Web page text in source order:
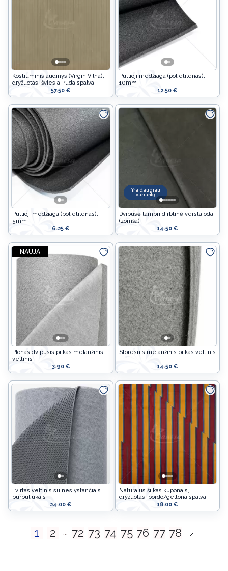
Kostiuminis audinys (Virgin Vilna),
dryžuotas, šviesiai ruda spalva
57.50 €
Putlioji medžiaga (polietilenas),
10mm
12.50 €
Putlioji medžiaga (polietilenas),
5mm
6.25 €
Yra daugiau
variantų
Dvipusė tampri dirbtinė versta oda
(zomša)
14.50 €
NAUJA
Plonas dvipusis pilkas melanžinis
veltinis
3.90 €
Storesnis melanžinis pilkas veltinis
14.50 €
Tvirtas veltinis su neslystančiais
burbuliukais
24.00 €
Natūralus šilkas kuponais,
dryžuotas, bordo/geltona spalva
18.00 €
1 2 ... 72 73 74 75 76 77 78